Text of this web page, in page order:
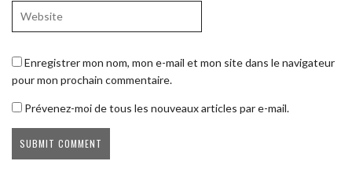
Enregistrer mon nom, mon e-mail et mon site dans le navigateur
pour mon prochain commentaire.
Prévenez-moi de tous les nouveaux articles par e-mail.